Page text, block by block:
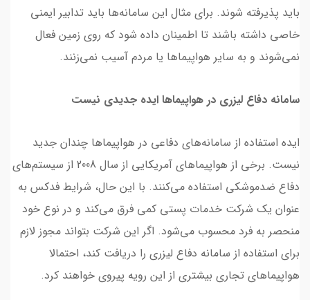
باید پذیرفته شوند. برای مثال این سامانه‌ها باید تدابیر ایمنی
خاصی داشته باشند تا اطمینان داده شود که روی زمین فعال
نمی‌شوند و به سایر هواپیماها یا مردم آسیب نمی‌زنند.
سامانه دفاع لیزری در هواپیماها ایده جدیدی نیست
ایده استفاده از سامانه‌های دفاعی در هواپیماها چندان جدید
نیست. برخی از هواپیماهای آمریکایی از سال 2008 از سیستم‌های
دفاع ضدموشکی استفاده می‌کنند. با این حال، شرایط فدکس به
عنوان یک شرکت خدمات پستی کمی فرق می‌کند و در نوع خود
منحصر به فرد محسوب می‌شود. اگر این شرکت بتواند مجوز لازم
برای استفاده از سامانه دفاع لیزری را دریافت کند، احتمالا
هواپیماهای تجاری بیشتری از این رویه پیروی خواهند کرد.